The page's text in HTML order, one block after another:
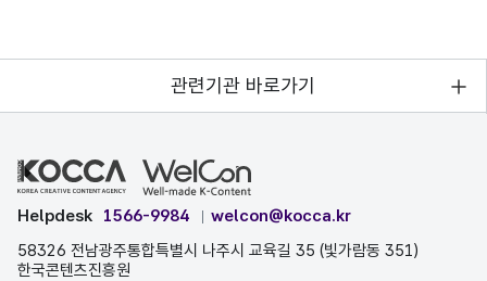
관련기관 바로가기
Helpdesk 1566-9984
welcon@kocca.kr
58326 전남광주통합특별시 나주시 교육길 35 (빛가람동 351)
한국콘텐츠진흥원